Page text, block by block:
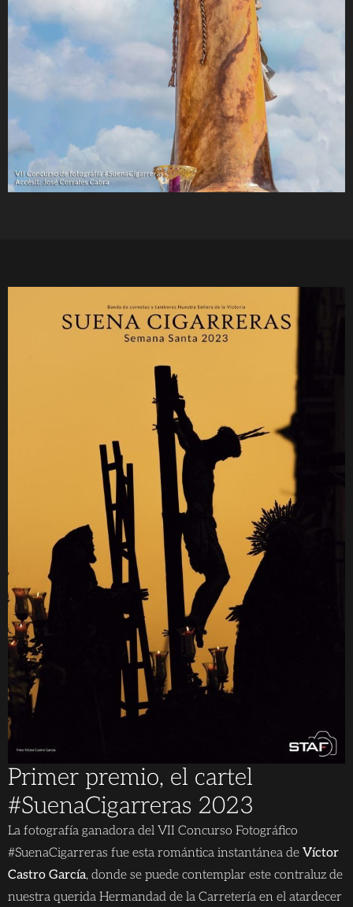
Primer premio, el cartel
#SuenaCigarreras 2023
La fotografía ganadora del VII Concurso Fotográfico
#SuenaCigarreras fue esta romántica instantánea de Víctor
Castro García, donde se puede contemplar este contraluz de
nuestra querida Hermandad de la Carretería en el atardecer